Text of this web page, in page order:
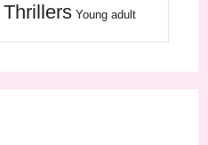
Thrillers Young adult